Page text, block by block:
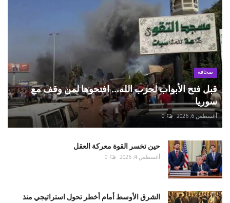
صحافة
قبل فتح الأبواب لحزب الله... افتحوها لمن وقف مع
سوريا
أغسطس 6, 2026 0
حين تخسر القوة معركة العقل
أغسطس 4, 2026 0
الشرق الأوسط أمام أخطر تحول استراتيجي منذ